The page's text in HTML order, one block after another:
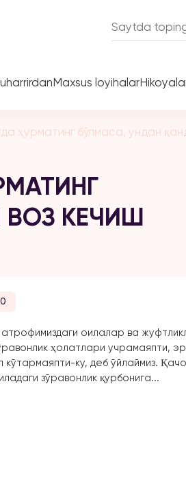
Maxsus loyihalar
ҳурматинг бўлмаса, ундан
КЕЧИШ
оилалар ва
ҳолатлари учрамаяпти,
кўтармаяпти-ку, деб ўйлаймиз.
зўравонлик қурбонига...